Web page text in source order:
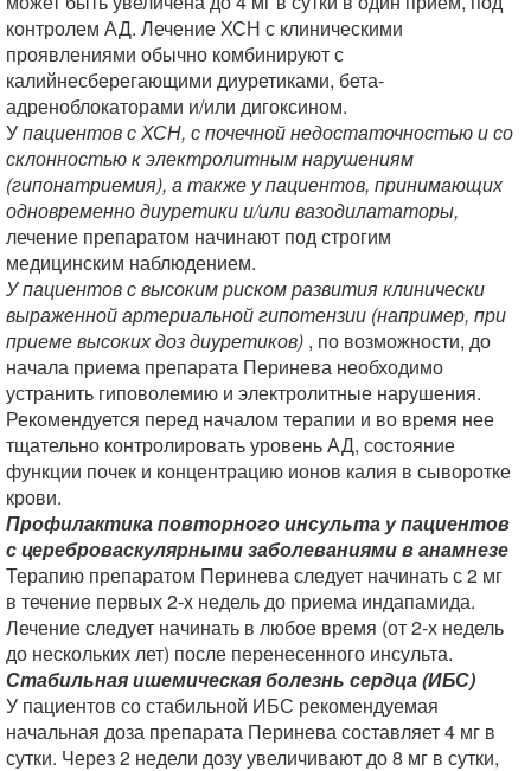
контролем АД. Лечение ХСН с клиническими
проявлениями обычно комбинируют с
калийнесберегающими диуретиками, бета-
адреноблокаторами и/или дигоксином.
Упациентов с ХСН, с почечной недостаточностью и со
склонностью к электролитным нарушениям
(гипонатриемия), а также у пациентов, принимающих
одновременно диуретики и/или вазодилататоры,
лечение препаратом начинают под строгим
медицинским наблюдением.
У пациентов с высоким риском развития клинически
выраженной артериальной гипотензии (например, при
приеме высоких доз диуретиков) , по возможности, до
начала приема препарата Перинева необходимо
устранить гиповолемию и электролитные нарушения.
Рекомендуется перед началом терапии и во время нее
тщательно контролировать уровень АД, состояние
функции почек и концентрацию ионов калия в сыворотке
крови.
Профилактика повторного инсульта у пациентов
с цереброваскулярными заболеваниями в анамнезе
Терапию препаратом Перинева следует начинать с 2 мг
в течение первых 2-х недель до приема индапамида.
Лечение следует начинать в любое время (от 2-х недель
до нескольких лет) после перенесенного инсульта.
Стабильная ишемическая болезнь сердца (ИБС)
У пациентов со стабильной ИБС рекомендуемая
начальная доза препарата Перинева составляет 4 мг в
сутки. Через 2 недели дозу увеличивают до 8 мг в сутки,